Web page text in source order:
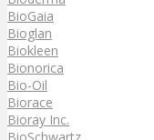
BioGaia
Bioglan
Biokleen
Bionorica
Bio-Oil
Biorace
Bioray Inc.